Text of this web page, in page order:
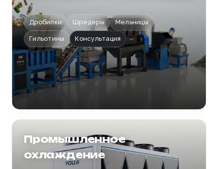
Дробилки Шредеры Мельницы
Гильотины Консультация
Промышленное
охлаждение